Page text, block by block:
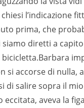
l’indicazione
prima, che
siamo diretti a
si accorse di nulla,
di salire sopra il
eccitata, aveva la